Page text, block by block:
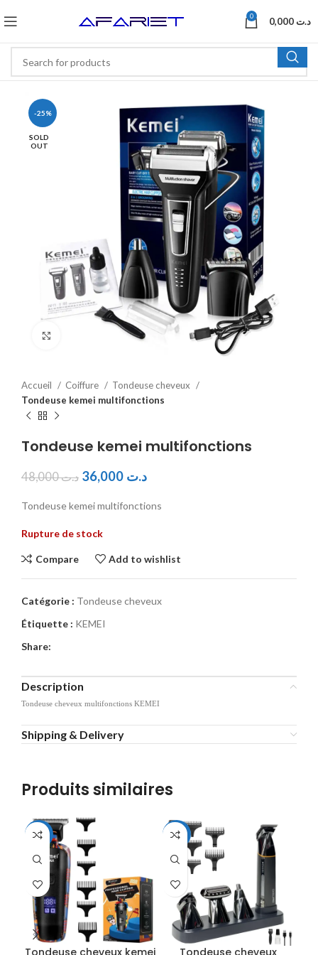
0 د.ت
-25%
SOLD
OUT
Click to enlarge
Accueil Coiffure
Tondeuse cheveux
Tondeuse kemei multifonctions
Tondeuse kemei multifonctions
د.ت48,000 د.ت
Tondeuse kemei multifonctions
Rupture de stock
Compare Add to wishlist
Catégorie : Tondeuse cheveux
Étiquette : KEMEI
Share:
Description
Tondeuse cheveux multifonctions KEMEI
Shipping & Delivery
Produits similaires
-19%
Tondeuse cheveux kemei
-24%
Tondeuse cheveux